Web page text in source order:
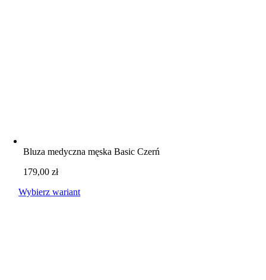
Bluza medyczna męska Basic Czerń
179,00zł
Wybierz wariant